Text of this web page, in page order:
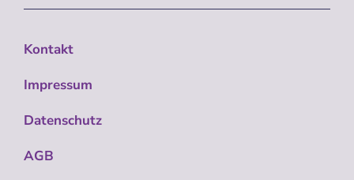
Kontakt
Impressum
Datenschutz
AGB